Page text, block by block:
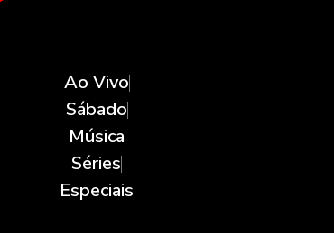
Ao Vivo
Sábado
Música
Séries
Especiais